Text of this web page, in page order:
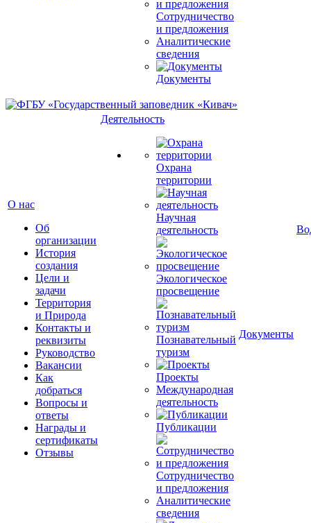
Сотрудничество
и предложения
Аналитические
сведения
Документы
О нас
Об
организации
История
создания
Цели и
задачи
Территория
и Природа
Контакты и
реквизиты
Руководство
Вакансии
Как
добраться
Вопросы и
ответы
Награды и
сертификаты
Отзывы
Деятельность
Охрана
территории
Научная
деятельность
Экологическое
просвещение
Познавательный
туризм
Проекты
Международная
деятельность
Публикации
Сотрудничество
и предложения
Аналитические
сведения
Документы